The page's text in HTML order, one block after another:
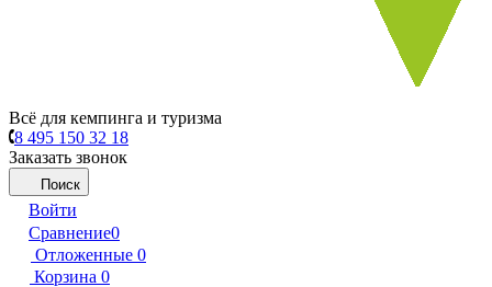
Всё для кемпинга и туризма
8 495 150 32 18
Заказать звонок
Поиск
Войти
Сравнение0
Отложенные 0
Корзина 0